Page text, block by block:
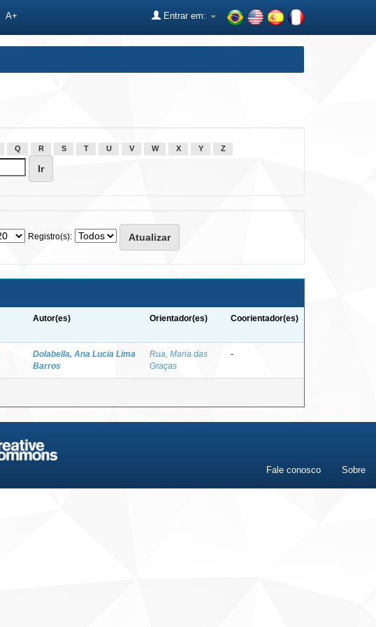
A+ Entrar em:
Q R S T U V W X Y Z
Registro(s):
Autor(es) Orientador(es) Coorientador(es)
Dolabella, Ana Lucia Lima
Barros
Rua, Maria das
Graças
-
Fale conosco Sobre